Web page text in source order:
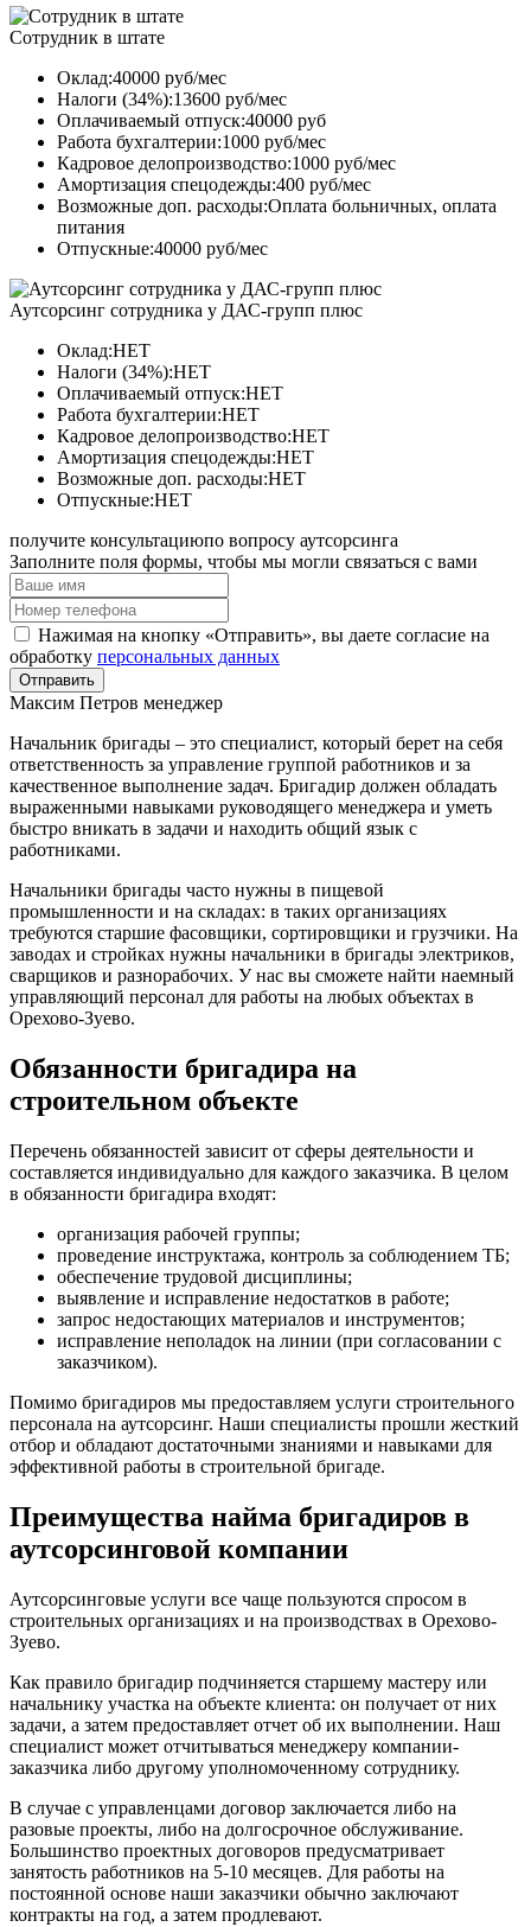
Сотрудник в штате
Оклад:40000 руб/мес
Налоги (34%):13600 руб/мес
Оплачиваемый отпуск:40000 руб
Работа бухгалтерии:1000 руб/мес
Кадровое делопроизводство:1000 руб/мес
Амортизация спецодежды:400 руб/мес
Возможные доп. расходы:Оплата больничных, оплата
питания
Отпускные:40000 руб/мес
Аутсорсинг сотрудника у ДАС-групп плюс
Оклад:НЕТ
Налоги (34%):НЕТ
Оплачиваемый отпуск:НЕТ
Работа бухгалтерии:НЕТ
Кадровое делопроизводство:НЕТ
Амортизация спецодежды:НЕТ
Возможные доп. расходы:НЕТ
Отпускные:НЕТ
получите консультациюпо вопросу аутсорсинга
Заполните поля формы, чтобы мы могли связаться с вами
Нажимая на кнопку «Отправить», вы даете согласие на
обработку персональных данных
Отправить
Максим Петров менеджер
Начальник бригады – это специалист, который берет на себя
ответственность за управление группой работников и за
качественное выполнение задач. Бригадир должен обладать
выраженными навыками руководящего менеджера и уметь
быстро вникать в задачи и находить общий язык с
работниками.
Начальники бригады часто нужны в пищевой
промышленности и на складах: в таких организациях
требуются старшие фасовщики, сортировщики и грузчики. На
заводах и стройках нужны начальники в бригады электриков,
сварщиков и разнорабочих. У нас вы сможете найти наемный
управляющий персонал для работы на любых объектах в
Орехово-Зуево.
Обязанности бригадира на
строительном объекте
Перечень обязанностей зависит от сферы деятельности и
составляется индивидуально для каждого заказчика. В целом
в обязанности бригадира входят:
организация рабочей группы;
проведение инструктажа, контроль за соблюдением ТБ;
обеспечение трудовой дисциплины;
выявление и исправление недостатков в работе;
запрос недостающих материалов и инструментов;
исправление неполадок на линии (при согласовании с
заказчиком).
Помимо бригадиров мы предоставляем услуги строительного
персонала на аутсорсинг. Наши специалисты прошли жесткий
отбор и обладают достаточными знаниями и навыками для
эффективной работы в строительной бригаде.
Преимущества найма бригадиров в
аутсорсинговой компании
Аутсорсинговые услуги все чаще пользуются спросом в
строительных организациях и на производствах в Орехово-
Зуево.
Как правило бригадир подчиняется старшему мастеру или
начальнику участка на объекте клиента: он получает от них
задачи, а затем предоставляет отчет об их выполнении. Наш
специалист может отчитываться менеджеру компании-
заказчика либо другому уполномоченному сотруднику.
В случае с управленцами договор заключается либо на
разовые проекты, либо на долгосрочное обслуживание.
Большинство проектных договоров предусматривает
занятость работников на 5-10 месяцев. Для работы на
постоянной основе наши заказчики обычно заключают
контракты на год, а затем продлевают.